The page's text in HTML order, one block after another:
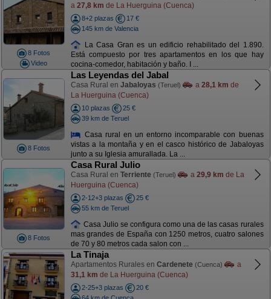
8 Fotos
Video
a 27,8 km de La Huerguina (Cuenca)
8+2 plazas
17 €
145 km de Valencia
La Casa Gran es un edificio rehabilitado del 1.890.
Está compuesto por tres apartamentos en los que hay
cocina-comedor, habitación y baño. I ...
8 Fotos
Las Leyendas del Jabal
Casa Rural en Jabaloyas (Teruel) a 28,1 km de
La Huerguina (Cuenca)
10 plazas
25 €
39 km de Teruel
Casa rural en un entorno incomparable con buenas
vistas a la montaña y en el casco histórico de Jabaloyas
junto a su Iglesia amurallada. La ...
8 Fotos
Casa Rural Julio
Casa Rural en Terriente (Teruel) a 29,9 km de La
Huerguina (Cuenca)
2-12+3 plazas
25 €
55 km de Teruel
Casa Julio se configura como una de las casas rurales
mas grandes de España con 1250 metros, cuatro salones
de 70 y 80 metros cada salon con ...
La Tinaja
Apartamentos Rurales en Cardenete (Cuenca)
a
31,1 km de La Huerguina (Cuenca)
2-25+3 plazas
20 €